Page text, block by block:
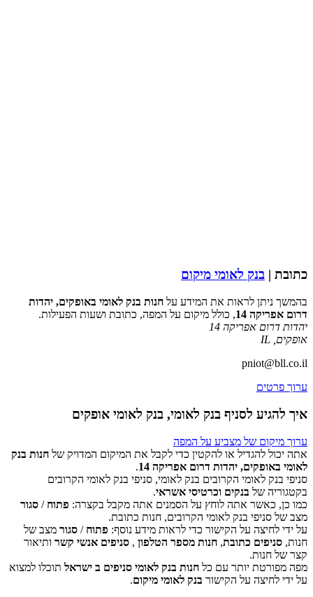
כתובת | בנק לאומי מיקום
בהמשך ניתן לראות את המידע על חנות בנק לאומי באופקים, יהדות
דרום אפריקה 14
, כולל מיקום על המפה, כתובת ושעות הפעילות.
יהדות דרום אפריקה 14
אופקים IL
pniot@bll.co.il
ערוך פרטים
איך להגיע לסניף בנק לאומי, בנק לאומי אופקים
‏דף זה לא יכול לטעון את מפות Google כראוי.
האם האתר הזה בבעלותך? אישור
ערוך מיקום של מצביע על המפה
אתה יכול להגדיל או להקטין כדי לקבל את המיקום המדויק של חנות בנק
לאומי באופקים, יהדות דרום אפריקה 14
.
סניפי בנק לאומי הקרובים בנק לאומי, סניפי בנק לאומי הקרובים
בקטגוריה של בנקים וכרטיסי אשראי.
כמו כן, כאשר אתה לוחץ על הסמנים אתה מקבל בקצרה: פתוח / סגור
מצב של סניפי בנק לאומי הקרובים, חנות כתובת.
על ידי לחיצה על הקישור כדי לראות מידע נוסף: פתוח / סגור מצב של
חנות, סניפים כתובת, חנות מספר הטלפון , סניפים אנשי קשר ותיאור
קצר של חנות.
מפה מפורטת יותר עם כל חנות בנק לאומי סניפים ב ישראל תוכלו למצוא
על ידי לחיצה על הקישור בנק לאומי מיקום.